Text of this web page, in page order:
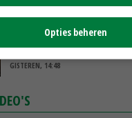
GISTEREN, 14:59
Spontane boerenacties in
Apeldoorn zetten de trend
GISTEREN, 14:48
Opties beheren